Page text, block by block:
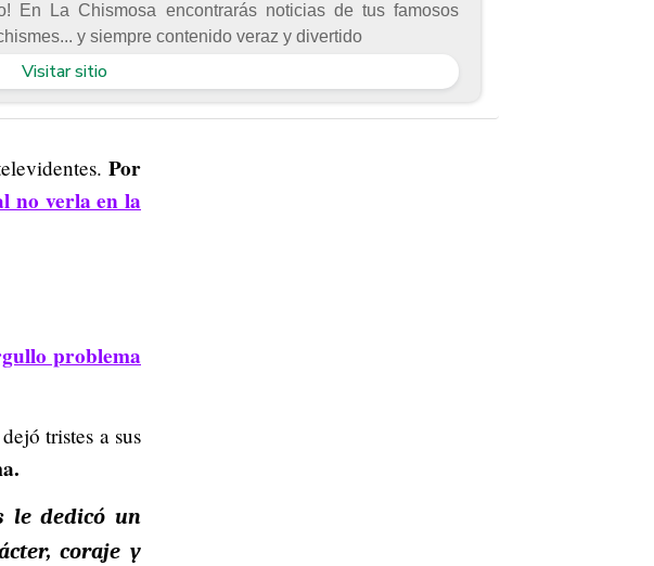
En La Chismosa encontrarás noticias de tus famosos
y siempre contenido veraz y divertido
Visitar sitio
Por
no verla en la
problema
tristes a sus
le dedicó un
coraje y